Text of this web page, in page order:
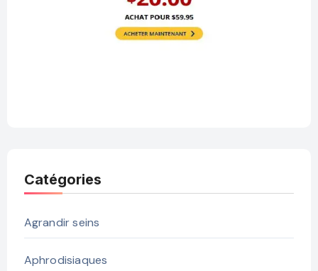
Catégories
Agrandir seins
Aphrodisiaques